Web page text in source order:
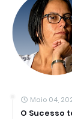
Maio 04,
O Sucesso